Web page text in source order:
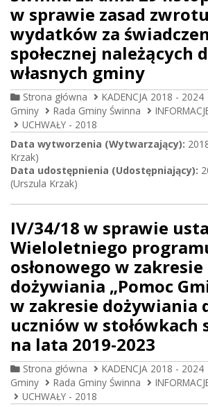
w sprawie zasad zwrotu
wydatków za
społecznej należących
własnych gminy
Strona główna KADENCJA 2018 - 2024
Gminy
Rada Gminy Świnna
UCHWAŁY - 2018
Data wytworzenia (Wytwarzający):
Krzak)
Data udostępnienia (Udostępniający):
(Urszula Krzak)
IV/34/18 w sprawie
Wieloletniego
osłonowego w zakresie
dożywiania „Pomoc
w zakresie dożywiania
uczniów w stołówkach
na lata 2019-2023
Strona główna KADENCJA 2018 - 2024
Gminy
Rada Gminy Świnna
UCHWAŁY - 2018